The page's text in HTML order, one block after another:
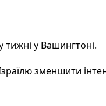
тижні у Вашингтоні.
зменшити